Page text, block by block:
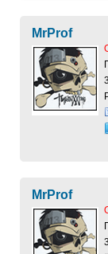
MrProf
MrProf